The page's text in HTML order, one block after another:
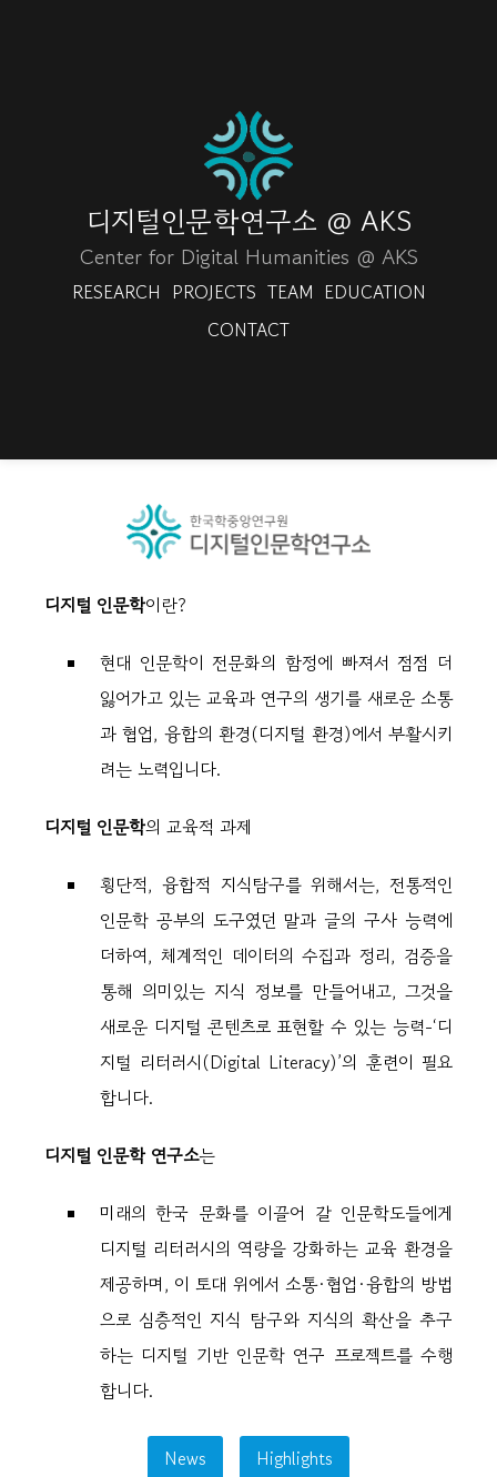
디지털인문학연구소 @ AKS
Center for Digital Humanities @ AKS
RESEARCH PROJECTS TEAM EDUCATION
CONTACT
디지털 인문학이란?
현대 인문학이 전문화의 함정에 빠져서 점점 더
잃어가고 있는 교육과 연구의 생기를 새로운 소통
과 협업, 융합의 환경(디지털 환경)에서 부활시키
려는 노력입니다.
디지털 인문학의 교육적 과제
횡단적, 융합적 지식탐구를 위해서는, 전통적인
인문학 공부의 도구였던 말과 글의 구사 능력에
더하여, 체계적인 데이터의 수집과 정리, 검증을
통해 의미있는 지식 정보를 만들어내고, 그것을
새로운 디지털 콘텐츠로 표현할 수 있는 능력-‘디
지털 리터러시(Digital Literacy)’의 훈련이 필요
합니다.
디지털 인문학 연구소는
미래의 한국 문화를 이끌어 갈 인문학도들에게
디지털 리터러시의 역량을 강화하는 교육 환경을
제공하며, 이 토대 위에서 소통·협업·융합의 방법
으로 심층적인 지식 탐구와 지식의 확산을 추구
하는 디지털 기반 인문학 연구 프로젝트를 수행
합니다.
News Highlights